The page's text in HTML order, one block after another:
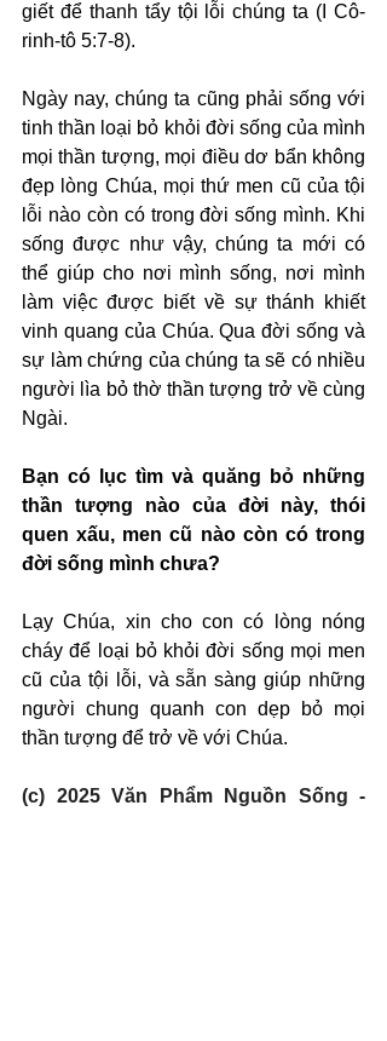
giết để thanh tẩy tội lỗi chúng ta (I Cô-
rinh-tô 5:7-8).
Ngày nay, chúng ta cũng phải sống với
tinh thần loại bỏ khỏi đời sống của mình
mọi thần tượng, mọi điều dơ bẩn không
đẹp lòng Chúa, mọi thứ men cũ của tội
lỗi nào còn có trong đời sống mình. Khi
sống được như vậy, chúng ta mới có
thể giúp cho nơi mình sống, nơi mình
làm việc được biết về sự thánh khiết
vinh quang của Chúa. Qua đời sống và
sự làm chứng của chúng ta sẽ có nhiều
người lìa bỏ thờ thần tượng trở về cùng
Ngài.
Bạn có lục tìm và quăng bỏ những
thần tượng nào của đời này, thói
quen xấu, men cũ nào còn có trong
đời sống mình chưa?
Lạy Chúa, xin cho con có lòng nóng
cháy để loại bỏ khỏi đời sống mọi men
cũ của tội lỗi, và sẵn sàng giúp những
người chung quanh con dẹp bỏ mọi
thần tượng để trở về với Chúa.
(c) 2025 Văn Phẩm Nguồn Sống -